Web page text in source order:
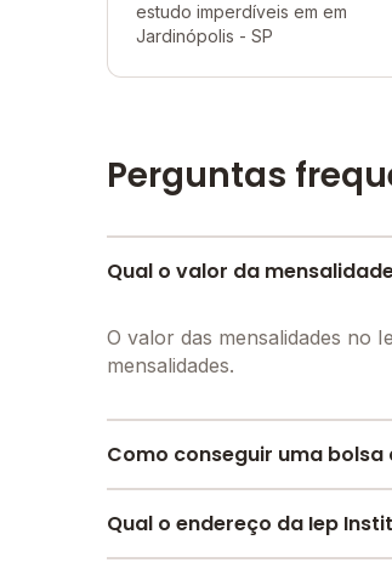
estudo imperdíveis em em
Jardinópolis - SP
Perguntas
Qual o valor da
O valor das mensalidades no
mensalidades.
Como conseguir uma bolsa
Pesquise bolsas disponíveis
Qual o endereço da Iep